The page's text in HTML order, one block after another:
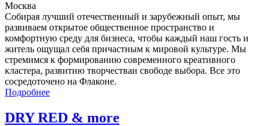
Москва
Собирая лучший отечественный и зарубежный опыт, мы
развиваем открытое общественное пространство и
комфортную среду для бизнеса, чтобы каждый наш гость и
житель ощущал себя причастным к мировой культуре. Мы
стремимся к формированию современного креативного
кластера, развитию творчестваи свободе выбора. Все это
сосредоточено на Флаконе.
Подробнее
DRY RED & more